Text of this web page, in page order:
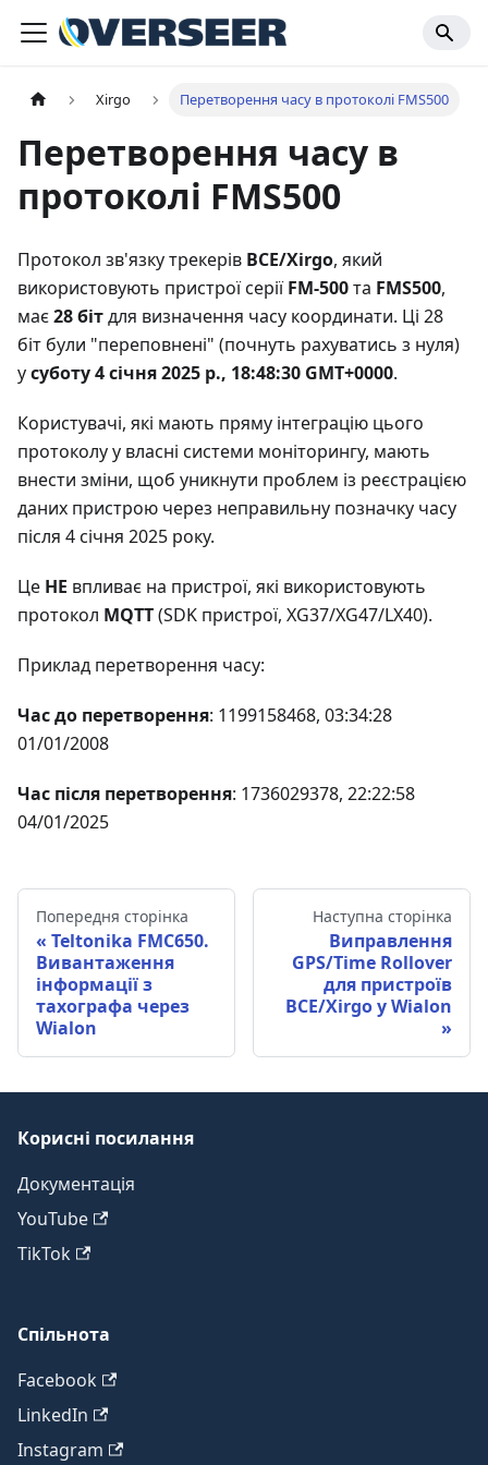
Xirgo Перетворення часу в протоколі FMS500
Перетворення часу в
протоколі FMS500
Протокол зв'язку трекерів BCE/Xirgo, який
використовують пристрої серіїFM-500та FMS500,
має28 бітдля визначення часу координати. Ці 28
біт були "переповнені" (почнуть рахуватись з нуля)
усуботу 4 січня 2025 р., 18:48:30 GMT+0000.
Користувачі, які мають пряму інтеграцію цього
протоколу у власні системи моніторингу, мають
внести зміни, щоб уникнути проблем із реєстрацією
даних пристрою через неправильну позначку часу
після 4 січня 2025 року.
Це НЕ впливає на пристрої, які використовують
протокол MQTT(SDK пристрої, XG37/XG47/LX40).
Приклад перетворення часу:
Час до перетворення: 1199158468, 03:34:28
01/01/2008
Час після перетворення: 1736029378, 22:22:58
04/01/2025
Попередня сторінка
Teltonika FMC650.
Вивантаження
інформації з
тахографа через
Wialon
Наступна сторінка
Виправлення
GPS/Time Rollover
для пристроїв
BCE/Xirgo у Wialon
Корисні посилання
Документація
YouTube
TikTok
Спільнота
Facebook
LinkedIn
Instagram